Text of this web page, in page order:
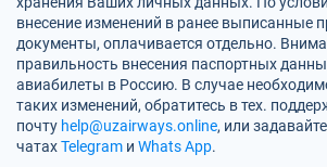
внесение изменений в ранее выписанные
документы, оплачивается отдельно.
правильность внесения паспортных
авиабилеты в Россию. В случае
таких изменений, обратитесь в тех.
почту help@uzairways.online, или
чатахTelegram и Whats App.